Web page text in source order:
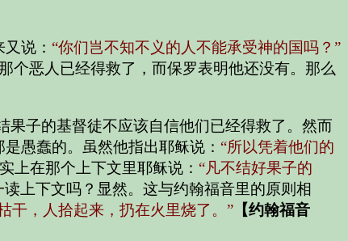
又说： “你们岂不知不义的人不能承受神的国吗？”
个恶人已经得救了，而保罗表明他还没有。那么
果子的基督徒不应该自信他们已经得救了。然而
愚蠢的。虽然他指出耶稣说： “所以凭着他们的
上在那个上下文里耶稣说： “凡不结好果子的
上下文吗？显然。这与约翰福音里的原则相
干，人拾起来，扔在火里烧了。” 【约翰福音